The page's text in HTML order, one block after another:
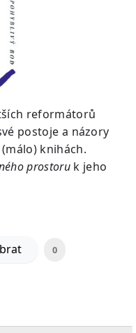
reformátorů
postoje a názory
knihách.
prostoruk jeho
0